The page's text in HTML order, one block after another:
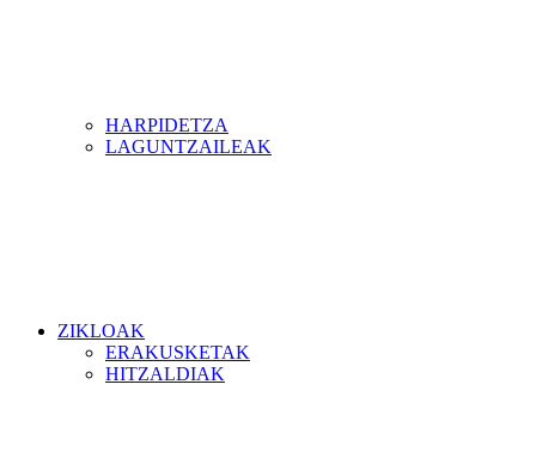
HARPIDETZA
LAGUNTZAILEAK
ZIKLOAK
ERAKUSKETAK
HITZALDIAK